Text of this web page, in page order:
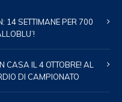
14 SETTIMANE PER 700
CASA IL 4 OTTOBRE! AL
DI CAMPIONATO